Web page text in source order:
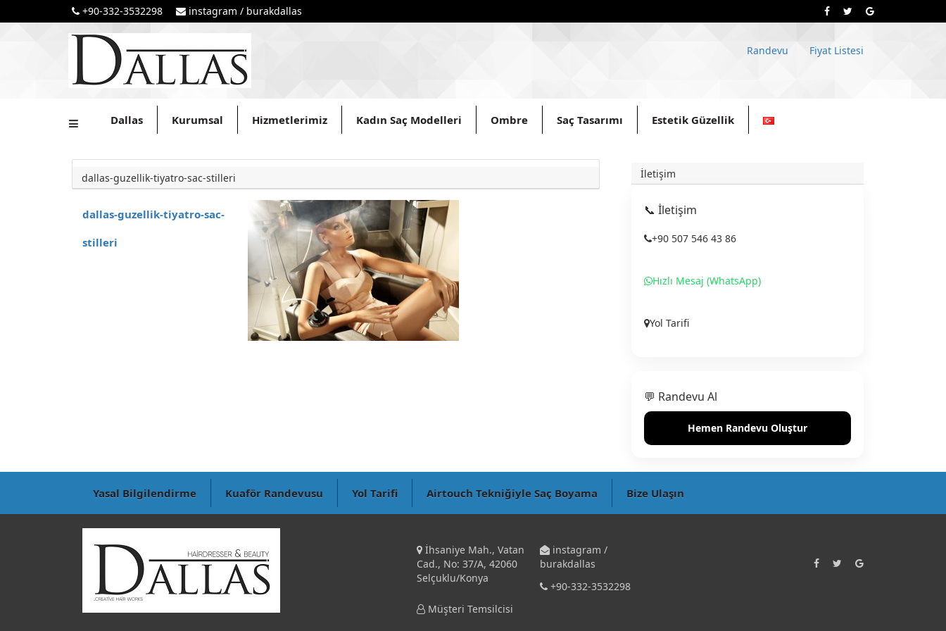
+90-332-3532298 instagram / burakdallas
Randevu Fiyat Listesi
Dallas Kurumsal Hizmetlerimiz Kadın Saç Modelleri Ombre Saç Tasarımı Estetik Güzellik
dallas-guzellik-tiyatro-sac-stilleri
dallas-guzellik-tiyatro-sac-
stilleri
İletişim
📞 İletişim
+90 507 546 43 86
Hızlı Mesaj (WhatsApp)
Yol Tarifi
💬 Randevu Al
Hemen Randevu Oluştur
Yasal Bilgilendirme Kuaför Randevusu Yol Tarifi Airtouch Tekniğiyle Saç Boyama Bize Ulaşın
İhsaniye Mah., Vatan
Cad., No: 37/A, 42060
Selçuklu/Konya
instagram /
burakdallas
+90-332-3532298
Müşteri Temsilcisi